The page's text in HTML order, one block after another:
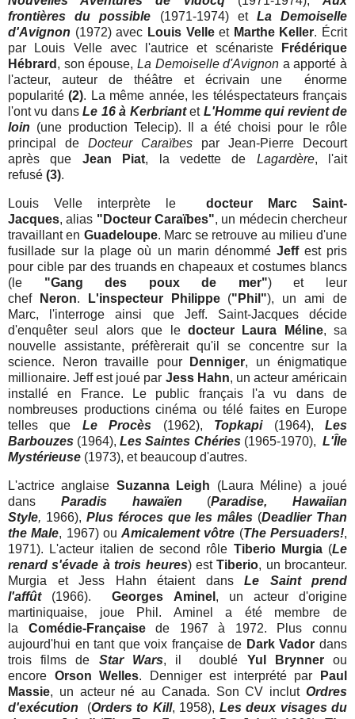
frontières du possible (1971-1974) et La Demoiselle
d'Avignon (1972) avec Louis Velleet Marthe Keller. Écrit
par Louis Velle avec l'autrice et scénariste
Frédérique
Hébrard , son épouse, La Demoiselle d'Avignon a apporté à
l'acteur, auteur de théâtre et écrivain une énorme
popularité (2). La même année, les téléspectateurs français
l'ont vu dansLe 16 à Kerbriantet L'Homme qui revient de
loin (une production Telecip). Il a été choisi pour le rôle
principal de Docteur Caraïbes par Jean-Pierre Decourt
après que Jean Piat, la vedette de Lagardère, l'ait
refusé (3).
Louis Velle interprète le docteur Marc Saint-
Jacques, alias "Docteur Caraïbes", un médecin chercheur
travaillant en Guadeloupe. Marc se retrouve au milieu d'une
fusillade sur la plage où un marin dénommé Jeffest pris
pour cible par des truands en chapeaux et costumes blancs
(le "Gang des poux de mer") et leur
chef
Neron. L'inspecteur Philippe("Phil"), un ami de
Marc, l'interroge ainsi que Jeff. Saint-Jacques
décide
d'enquêter seul alors que le docteur Laura Méline, sa
nouvelle assistante, préfèrerait qu'il se concentre sur la
science. Neron travaille pour
Denniger, un énigmatique
millionaire. Jeff est joué par Jess Hahn, un acteur américain
installé en France. Le public français l'a vu dans de
nombreuses productions cinéma ou télé faites en Europe
telles que Le Procès (1962), Topkapi(1964),Les
Barbouzes (1964), Les Saintes Chéries(1965-1970),L'Île
Mystérieuse (1973), et beaucoup d'autres.
L'actrice anglaise Suzanna Leigh (Laura Méline) a joué
dans Paradis hawaïen (Paradise, Hawaiian
Style, 1966), Plus féroces que les mâles (Deadlier Than
the Male, 1967) ouAmicalement vôtre (The Persuaders!,
1971). L'acteur italien de second rôle Tiberio Murgia(Le
renard s'évade à trois heures) estTiberio, un brocanteur.
Murgia et Jess Hahn étaient dans Le Saint prend
l'affût
(1966).Georges Aminel , un acteur d'origine
martiniquaise, joue Phil. Aminel a été membre de
la Comédie-Françaisede 1967 à 1972. Plus connu
aujourd'hui en tant que voix française de Dark Vador dans
trois films de Star Wars, il doublé Yul Brynnerou
encore Orson Welles. Denniger est interprété par
Paul
Massie, un acteur né au Canada. Son CV inclut Ordres
d'exécution (Orders to Kill, 1958), Les deux visages du